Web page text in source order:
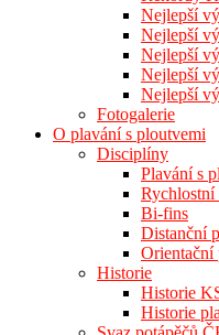
Nejlepší
Nejlepší
Nejlepší
Nejlepší
Nejlepší
Fotogalerie
O plavání s ploutvemi
Disciplíny
Plavání s
Rychlostní
Bi-fins
Distanční
Orientační
Historie
Historie
Historie